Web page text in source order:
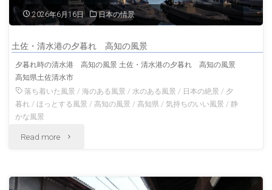
海
の
宿
場
重
2026年6月16日 日本の情景
土佐・清水港の夕暮れ 高知の風景
夕暮れ時の清水港 高知の風景 土佐・清水港の夕暮れ 高知の風景
高知県土佐清水市
落ち着いた風景 /海のある風景 / 水のある風景 / 日本の絶景 / 夕
暮れ /ほっとする風景 / 高知の風景 / 高知県 /気持ちのいい風景 /静
かな風景
Read more "土
清